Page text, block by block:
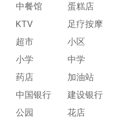
中餐馆
蛋糕店
KTV
足疗按摩
超市
小区
小学
中学
药店
加油站
中国银行
建设银行
公园
花店